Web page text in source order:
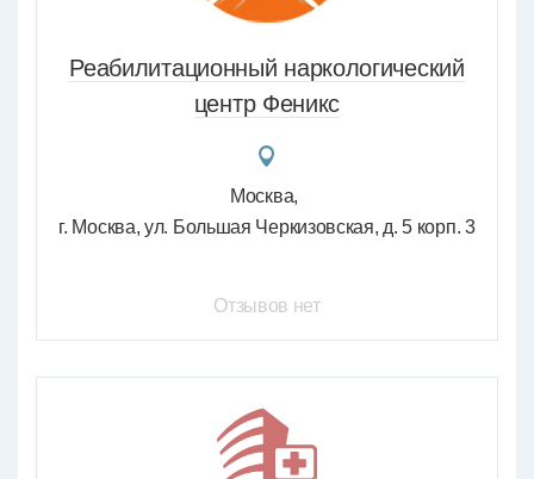
Реабилитационный наркологический
центр Феникс
Москва
г. Москва, ул. Большая Черкизовская, д. 5 корп. 3
Отзывов нет